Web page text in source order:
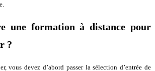
une formation à distance pour
?
vous devez d’abord passer la sélection d’entrée de